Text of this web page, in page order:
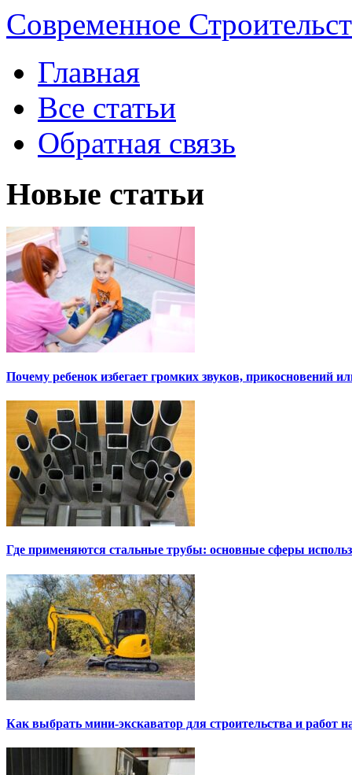
Современное
Главная
Все статьи
Обратная связь
Новые статьи
Почему ребенок избегает громких звуков, прикосновений
Где применяются стальные трубы: основные сферы
Как выбрать мини-экскаватор для строительства и работ